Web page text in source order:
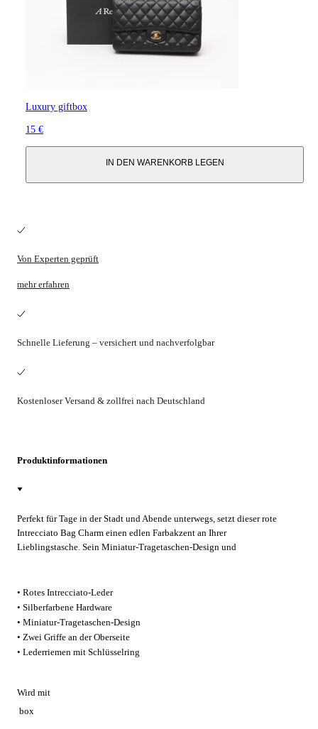
Luxury giftbox
15 €
IN DEN WARENKORB LEGEN
Von Experten geprüft
mehr erfahren
Schnelle Lieferung – versichert und nachverfolgbar
Kostenloser Versand & zollfrei nach Deutschland
Produktinformationen
Perfekt für Tage in der Stadt und Abende unterwegs, setzt dieser rote
Intrecciato Bag Charm einen edlen Farbakzent an Ihrer
Lieblingstasche. Sein Miniatur-Tragetaschen-Design und
ideal für Brunch, Shopping oder Reisen.
• Rotes Intrecciato-Leder
• Silberfarbene Hardware
• Miniatur-Tragetaschen-Design
• Zwei Griffe an der Oberseite
• Lederriemen mit Schlüsselring
Wird mit
box